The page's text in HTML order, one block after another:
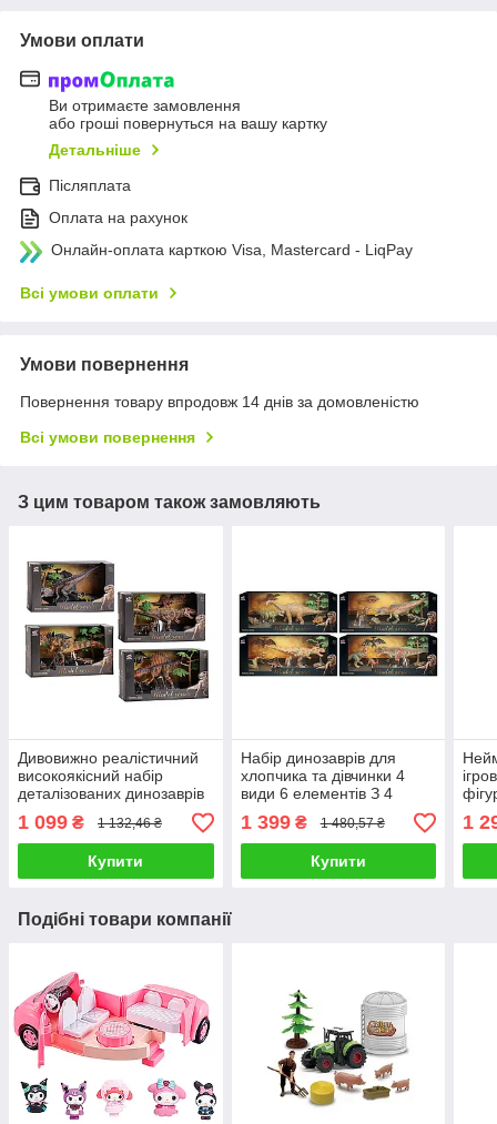
Умови оплати
Ви отримаєте замовлення
або гроші повернуться на вашу картку
Детальніше
Післяплата
Оплата на рахунок
Онлайн-оплата карткою Visa, Mastercard - LiqPay
Всі умови оплати
Умови повернення
Повернення товару впродовж 14 днів за домовленістю
Всі умови повернення
З цим товаром також замовляють
Дивовижно реалістичний
високоякісний набір
деталізованих динозаврів
із 5 елементів 3 динозаври
та 2 аксесуари 4 види
1 099 ₴ 1 132,46 ₴
Купити
Набір динозаврів для
хлопчика та дівчинки 4
види 6 елементів З 4
динозаврів деревом та
каменем Q 9899 W 7
1 399₴ 1 480,57 ₴
Купити
3
1
Подібні товари компанії